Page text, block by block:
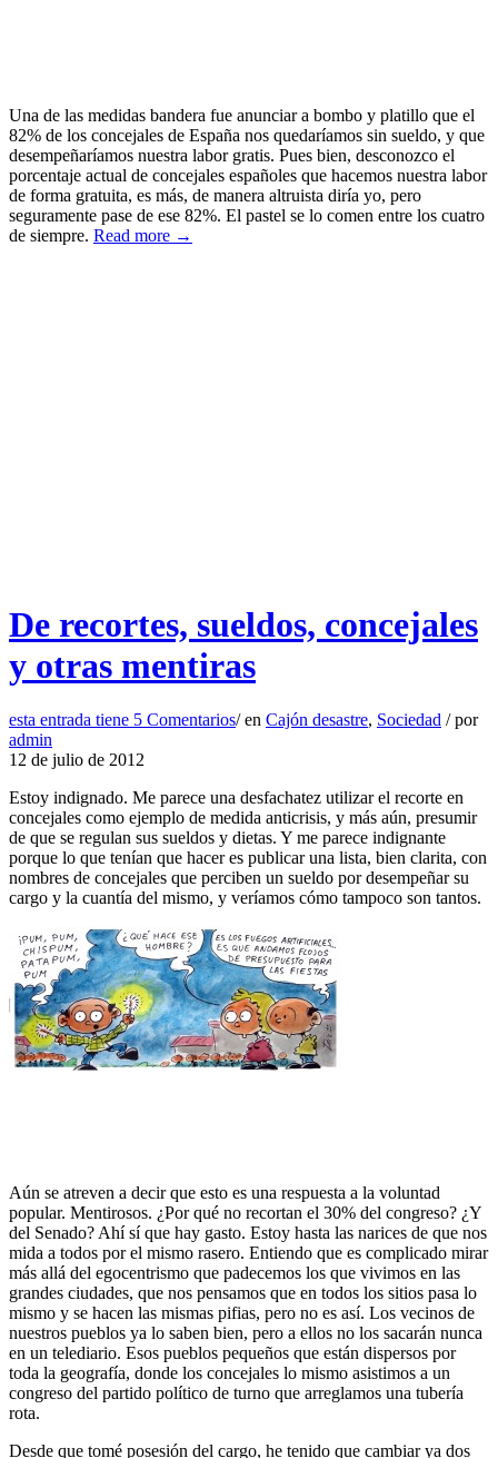
Una de las medidas bandera fue anunciar a bombo y platillo que el
82% de los concejales de España nos quedaríamos sin sueldo, y que
desempeñaríamos nuestra labor gratis. Pues bien, desconozco el
porcentaje actual de concejales españoles que hacemos nuestra labor
de forma gratuita, es más, de manera altruista diría yo, pero
seguramente pase de ese 82%. El pastel se lo comen entre los cuatro
de siempre. Read more →
De recortes, sueldos, concejales
y otras mentiras
esta entrada tiene 5 Comentarios/ en Cajón desastre, Sociedad / por
admin
12 de julio de 2012
Estoy indignado. Me parece una desfachatez utilizar el recorte en
concejales como ejemplo de medida anticrisis, y más aún, presumir
de que se regulan sus sueldos y dietas. Y me parece indignante
porque lo que tenían que hacer es publicar una lista, bien clarita, con
nombres de concejales que perciben un sueldo por desempeñar su
cargo y la cuantía del mismo, y veríamos cómo tampoco son tantos.
Aún se atreven a decir que esto es una respuesta a la voluntad
popular. Mentirosos. ¿Por qué no recortan el 30% del congreso? ¿Y
del Senado? Ahí sí que hay gasto. Estoy hasta las narices de que nos
mida a todos por el mismo rasero. Entiendo que es complicado mirar
más allá del egocentrismo que padecemos los que vivimos en las
grandes ciudades, que nos pensamos que en todos los sitios pasa lo
mismo y se hacen las mismas pifias, pero no es así. Los vecinos de
nuestros pueblos ya lo saben bien, pero a ellos no los sacarán nunca
en un telediario. Esos pueblos pequeños que están dispersos por
toda la geografía, donde los concejales lo mismo asistimos a un
congreso del partido político de turno que arreglamos una tubería
rota.
Desde que tomé posesión del cargo, he tenido que cambiar ya dos